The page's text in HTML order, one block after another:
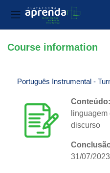
Side panel
Course information
Português Instrumental -
Conteúdo:
discurso
31/07/2023